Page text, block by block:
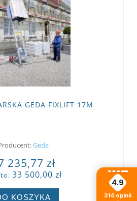
GEDA FIXLIFT 17M
Geda
235,77 zł
33 500,00 zł
KOSZYKA
4.9
314 opinii